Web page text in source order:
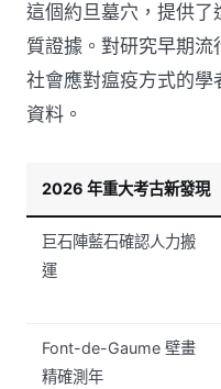
這個約旦墓穴，提供
質證據。對研究早期
社會應對瘟疫方式的
資料。
2026 年重大考古新發現
巨石陣藍石確認人力搬
運
Font-de-Gaume 壁畫
精確測年